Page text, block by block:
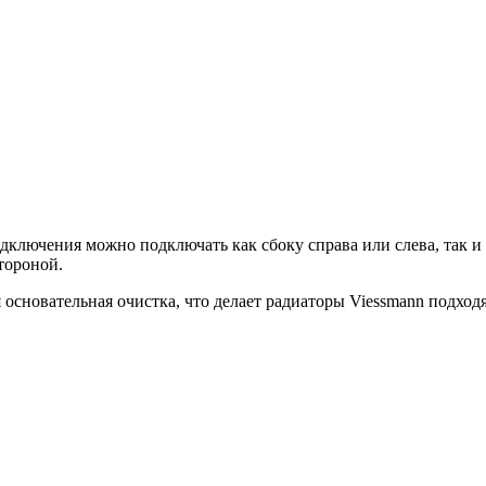
можно подключать как сбоку справа или слева,
очистка, что делает радиаторы Viessmann